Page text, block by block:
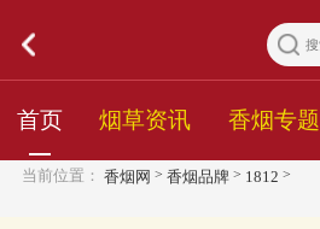
首页 烟草资讯 香烟专题
当前位置： 香烟网 > 香烟品牌 > 1812 >